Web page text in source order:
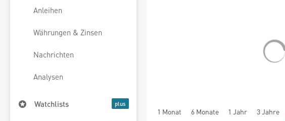
Anleihen
Währungen & Zinsen
Nachrichten
Analysen
Watchlists
1 Monat 6 Monate 1 Jahr 3 Jahre